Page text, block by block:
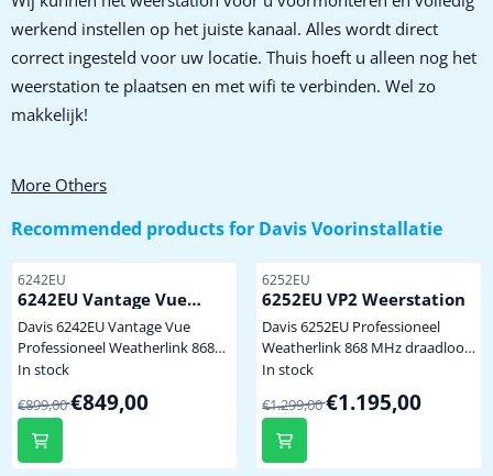
werkend instellen op het juiste kanaal. Alles wordt direct
correct ingesteld voor uw locatie. Thuis hoeft u alleen nog het
weerstation te plaatsen en met wifi te verbinden. Wel zo
makkelijk!
More Others
Recommended products for Davis Voorinstallatie
Item number
6242EU
6242EU Vantage Vue
Weerstation
Davis 6242EU Vantage Vue
Professioneel Weatherlink 868
MHz draadloos weerstation
meting van wind, neerslag,
temperatuur, luchtvochtigheid.
nieuwste model ! inclusief
In stock
From 899,00 for 849,00
€899,00€849,00
Item number
6252EU
6252EU VP2 Weerstation
Davis 6252EU Professioneel
Weatherlink 868 MHz draadloos
weerstation model 6252. Voor
neerslag, temperatuur,
luchtvochtigheid. nieuwste
model ! inclusief touchscreen
In stock
From 1 299,00 for 1 195,00
€1.299,00€1.195,00